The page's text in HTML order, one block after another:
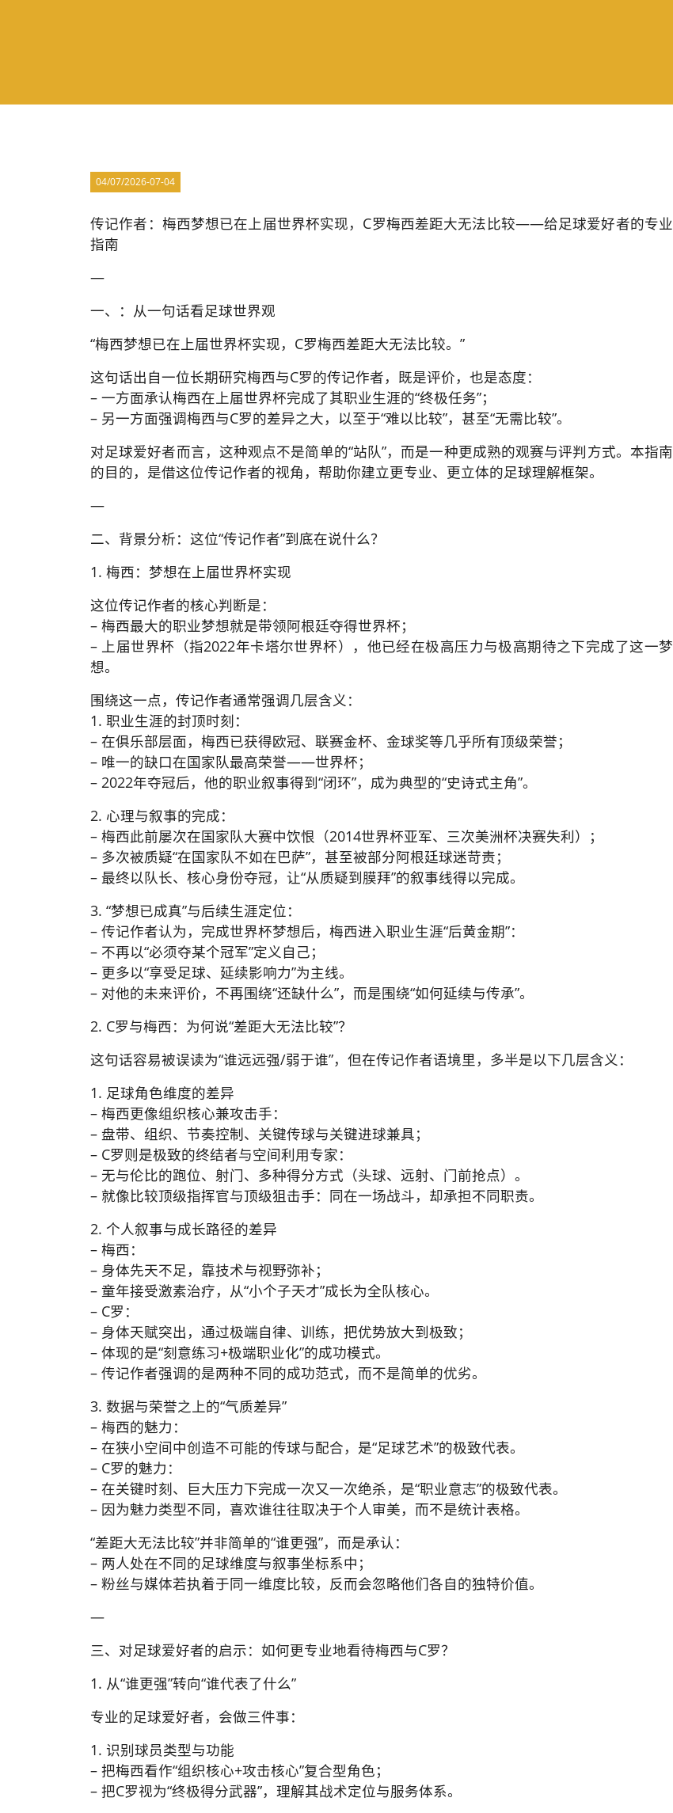
04/07/2026-07-04
传记作者：梅西梦想已在上届世界杯实现，C罗梅西差距大无法比较——给足球爱好者的专业
指南
—
一、：从一句话看足球世界观
“梅西梦想已在上届世界杯实现，C罗梅西差距大无法比较。”
这句话出自一位长期研究梅西与C罗的传记作者，既是评价，也是态度：
– 一方面承认梅西在上届世界杯完成了其职业生涯的“终极任务”；
– 另一方面强调梅西与C罗的差异之大，以至于“难以比较”，甚至“无需比较”。
对足球爱好者而言，这种观点不是简单的“站队”，而是一种更成熟的观赛与评判方式。本指南
的目的，是借这位传记作者的视角，帮助你建立更专业、更立体的足球理解框架。
—
二、背景分析：这位“传记作者”到底在说什么？
1. 梅西：梦想在上届世界杯实现
这位传记作者的核心判断是：
– 梅西最大的职业梦想就是带领阿根廷夺得世界杯；
– 上届世界杯（指2022年卡塔尔世界杯），他已经在极高压力与极高期待之下完成了这一梦
想。
围绕这一点，传记作者通常强调几层含义：
1. 职业生涯的封顶时刻：
– 在俱乐部层面，梅西已获得欧冠、联赛金杯、金球奖等几乎所有顶级荣誉；
– 唯一的缺口在国家队最高荣誉——世界杯；
– 2022年夺冠后，他的职业叙事得到“闭环”，成为典型的“史诗式主角”。
2. 心理与叙事的完成：
– 梅西此前屡次在国家队大赛中饮恨（2014世界杯亚军、三次美洲杯决赛失利）；
– 多次被质疑“在国家队不如在巴萨”，甚至被部分阿根廷球迷苛责；
– 最终以队长、核心身份夺冠，让“从质疑到膜拜”的叙事线得以完成。
3. “梦想已成真”与后续生涯定位：
– 传记作者认为，完成世界杯梦想后，梅西进入职业生涯“后黄金期”：
– 不再以“必须夺某个冠军”定义自己；
– 更多以“享受足球、延续影响力”为主线。
– 对他的未来评价，不再围绕“还缺什么”，而是围绕“如何延续与传承”。
2. C罗与梅西：为何说“差距大无法比较”？
这句话容易被误读为“谁远远强/弱于谁”，但在传记作者语境里，多半是以下几层含义：
1. 足球角色维度的差异
– 梅西更像组织核心兼攻击手：
– 盘带、组织、节奏控制、关键传球与关键进球兼具；
– C罗则是极致的终结者与空间利用专家：
– 无与伦比的跑位、射门、多种得分方式（头球、远射、门前抢点）。
– 就像比较顶级指挥官与顶级狙击手：同在一场战斗，却承担不同职责。
2. 个人叙事与成长路径的差异
– 梅西：
– 身体先天不足，靠技术与视野弥补；
– 童年接受激素治疗，从“小个子天才”成长为全队核心。
– C罗：
– 身体天赋突出，通过极端自律、训练，把优势放大到极致；
– 体现的是“刻意练习+极端职业化”的成功模式。
– 传记作者强调的是两种不同的成功范式，而不是简单的优劣。
3. 数据与荣誉之上的“气质差异”
– 梅西的魅力：
– 在狭小空间中创造不可能的传球与配合，是“足球艺术”的极致代表。
– C罗的魅力：
– 在关键时刻、巨大压力下完成一次又一次绝杀，是“职业意志”的极致代表。
– 因为魅力类型不同，喜欢谁往往取决于个人审美，而不是统计表格。
“差距大无法比较”并非简单的“谁更强”，而是承认：
– 两人处在不同的足球维度与叙事坐标系中；
– 粉丝与媒体若执着于同一维度比较，反而会忽略他们各自的独特价值。
—
三、对足球爱好者的启示：如何更专业地看待梅西与C罗？
1. 从“谁更强”转向“谁代表了什么”
专业的足球爱好者，会做三件事：
1. 识别球员类型与功能
– 把梅西看作“组织核心+攻击核心”复合型角色；
– 把C罗视为“终极得分武器”，理解其战术定位与服务体系。